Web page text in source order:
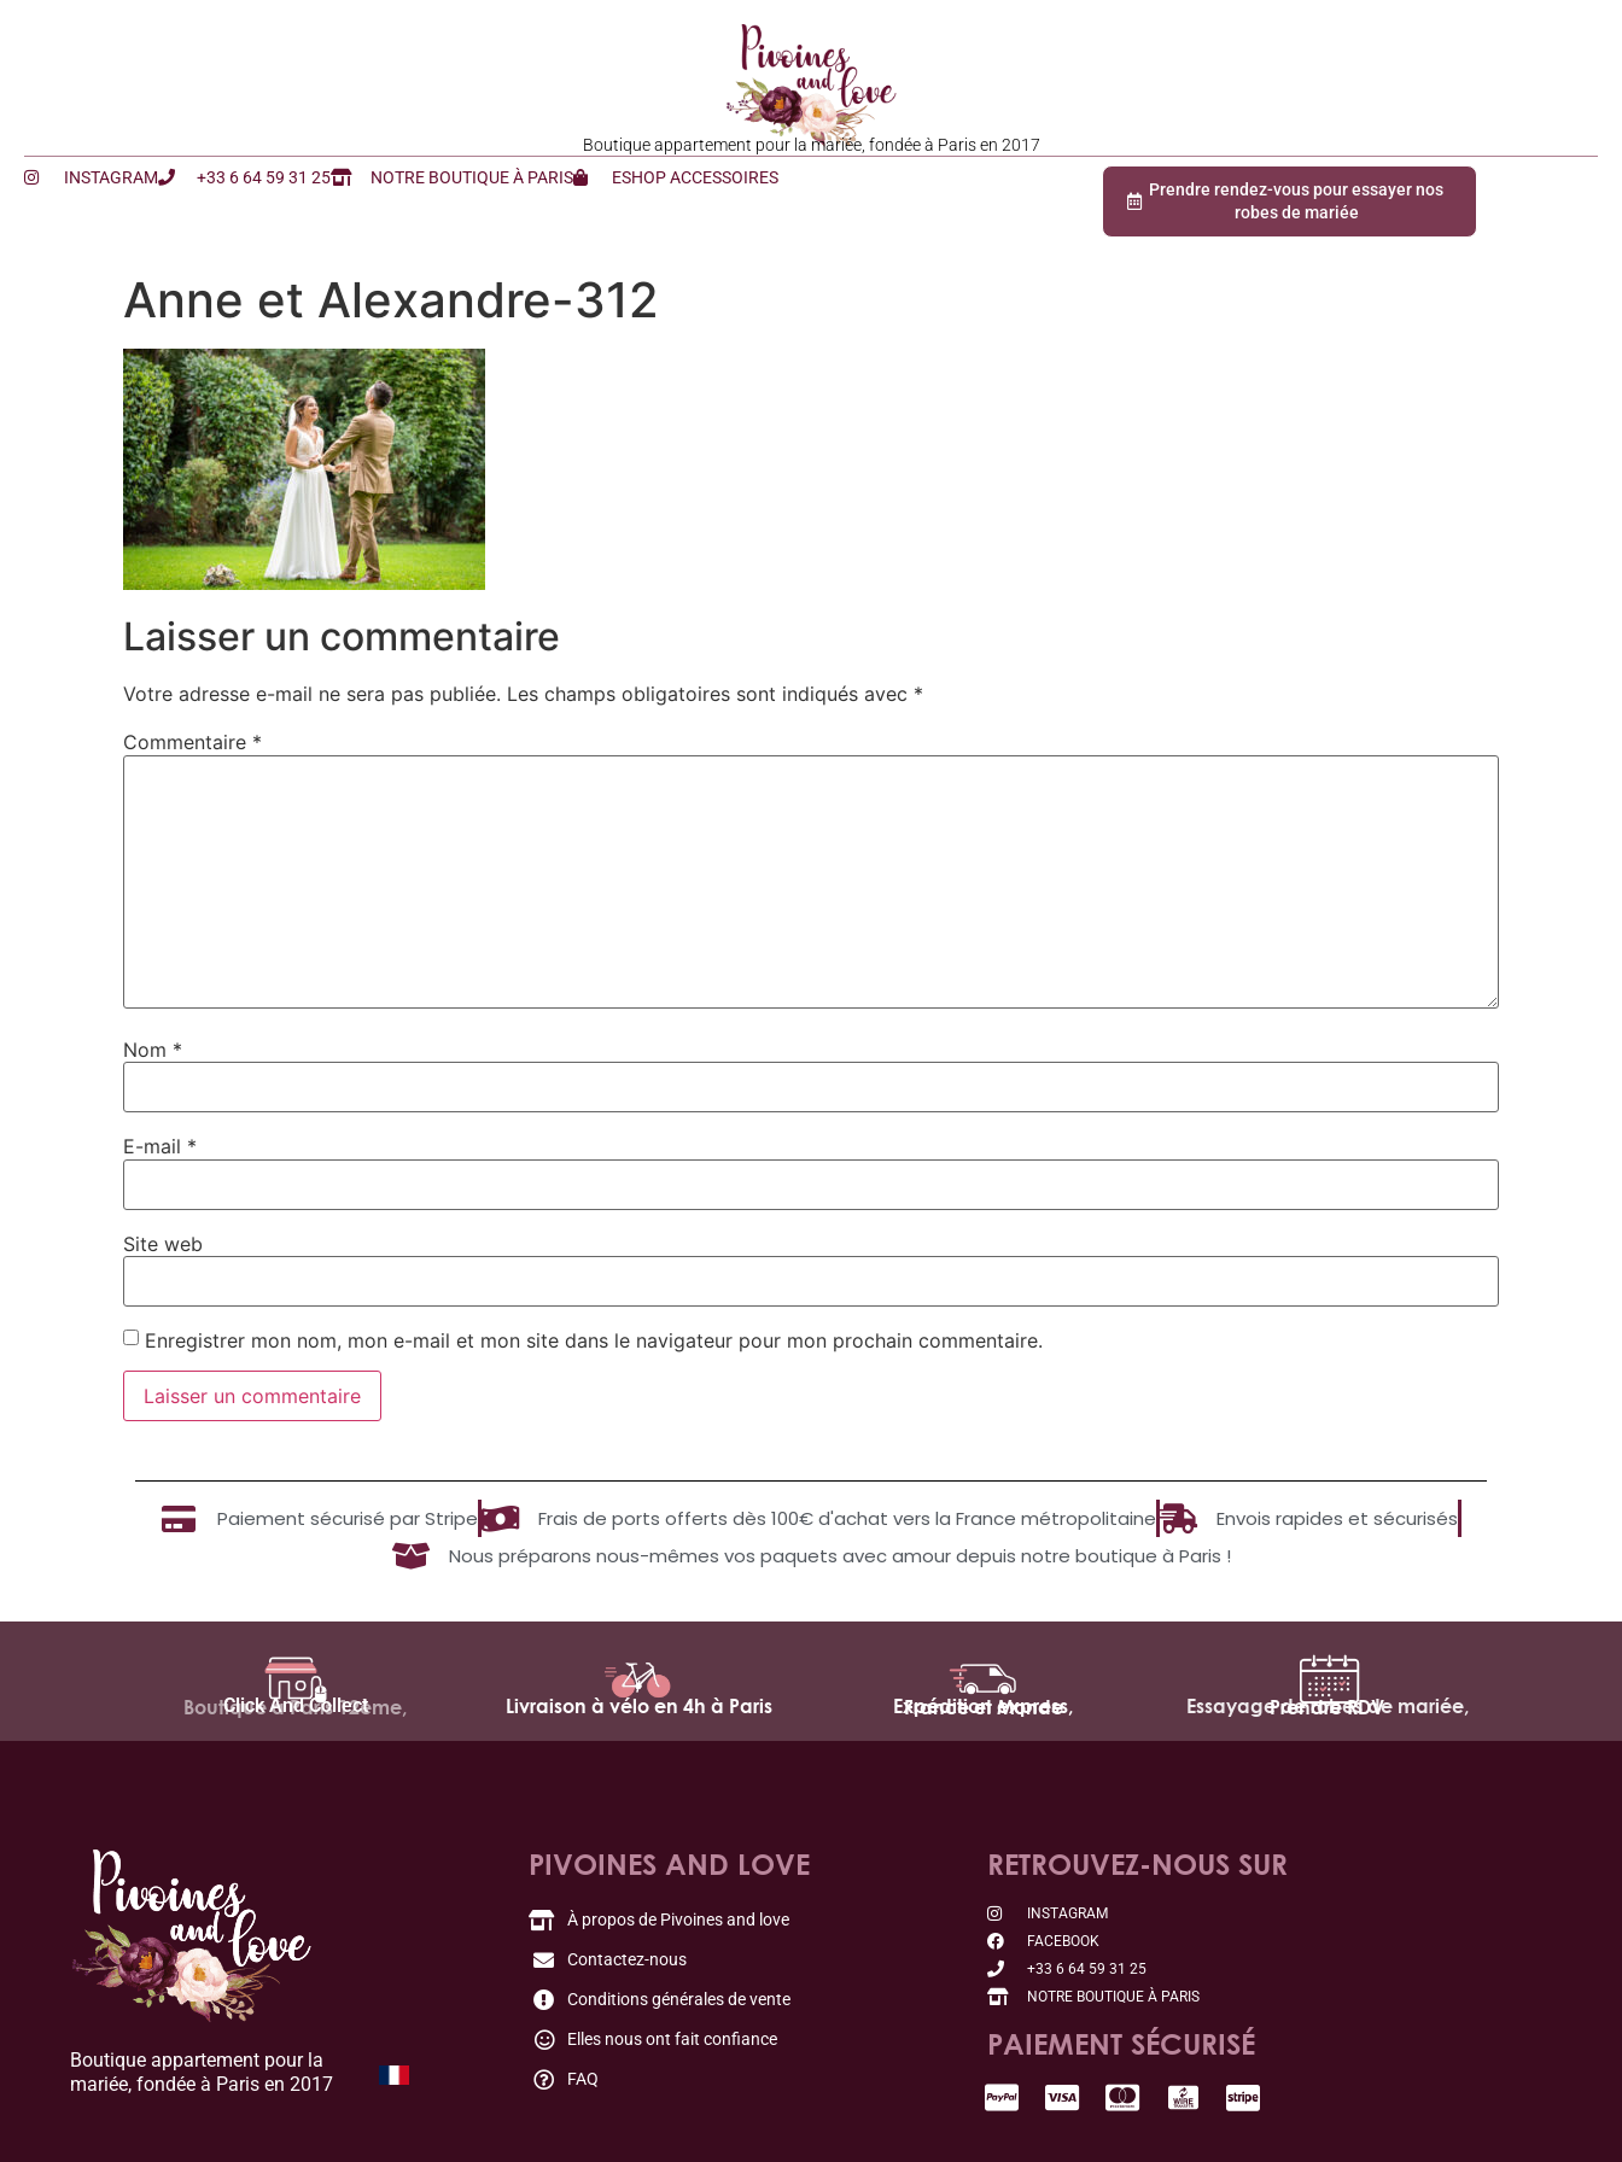
Boutique appartement pour la mariée, fondée à Paris en 2017
INSTAGRAM
+33 6 64 59 31 25 NOTRE BOUTIQUE À PARIS ESHOP ACCESSOIRES
Prendre rendez-vous pour essayer nos
robes de mariée
Anne et Alexandre-312
Laisser un commentaire
Votre adresse e-mail ne sera pas publiée. Les champs obligatoires sont indiqués avec *
Commentaire *
Nom *
E-mail *
Site web
Enregistrer mon nom, mon e-mail et mon site dans le navigateur pour mon prochain commentaire.
Paiement sécurisé par Stripe Frais de ports offerts dès 100€ d'achat vers la France métropolitaine
Envois rapides et sécurisés
Nous préparons nous-mêmes vos paquets avec amour depuis notre boutique à Paris !
Click And Collect
Boutique à Paris 12ème, Livraison à vélo en 4h à Paris Expédition express,
France et Monde Essayage de robes de mariée,
Prendre RDV
Boutique appartement pour la
mariée, fondée à Paris en 2017
PIVOINES AND LOVE
À propos de Pivoines and love
Contactez-nous
Conditions générales de vente
Elles nous ont fait confiance
FAQ
RETROUVEZ-NOUS SUR
INSTAGRAM
FACEBOOK
+33 6 64 59 31 25
NOTRE BOUTIQUE À PARIS
PAIEMENT SÉCURISÉ